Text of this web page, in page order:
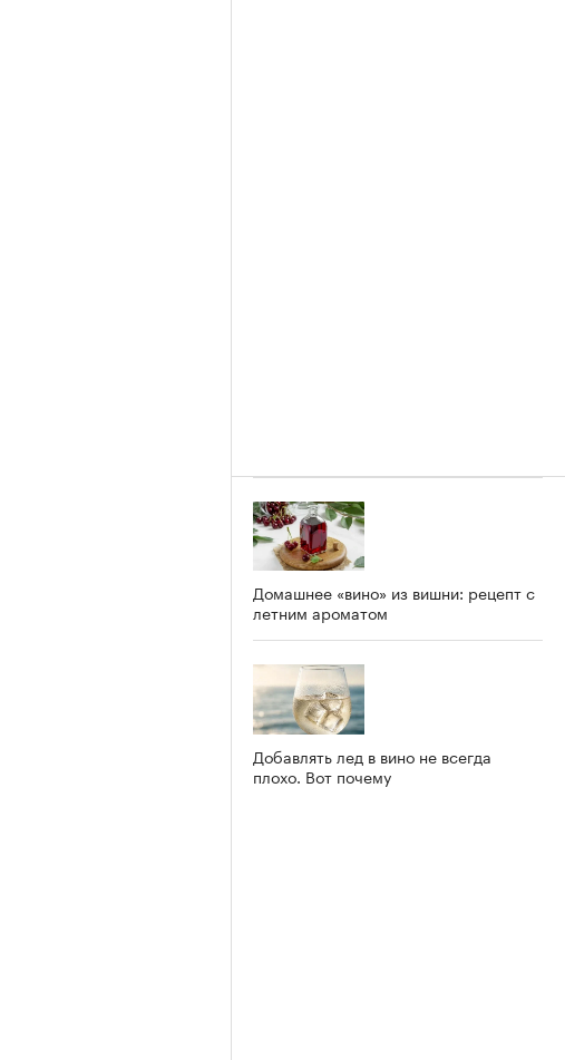
Домашнее «вино» из вишни: рецепт с
летним ароматом
Добавлять лед в вино не всегда
плохо. Вот почему